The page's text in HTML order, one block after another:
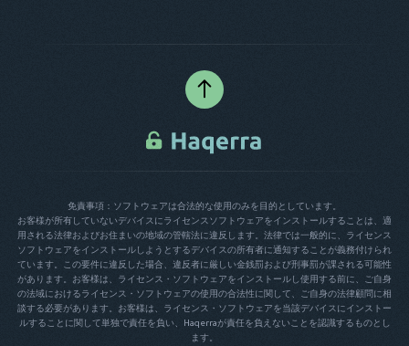
免責事項：ソフトウェアは合法的な使用のみを目的としています。
お客様が所有していないデバイスにライセンスソフトウェアをインストールすることは、適
用される法律およびお住まいの地域の管轄法に違反します。法律では一般的に、ライセンス
ソフトウェアをインストールしようとするデバイスの所有者に通知することが義務付けられ
ています。この要件に違反した場合、違反者に厳しい金銭罰および刑事罰が課される可能性
があります。お客様は、ライセンス・ソフトウェアをインストールし使用する前に、ご自身
の法域におけるライセンス・ソフトウェアの使用の合法性に関して、ご自身の法律顧問に相
談する必要があります。お客様は、ライセンス・ソフトウェアを当該デバイスにインストー
ルすることに関して単独で責任を負い、Haqerraが責任を負えないことを認識するものとし
ます。